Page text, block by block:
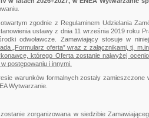
zgodnie z Regulaminem Udzielania
ustawy z dnia 11 września 2019 roku
odwoławcze. Zamawiający stosuje w
„Formularz oferta” wraz z załącznikami, tj.
którego Oferta zostanie najwyżej
postępowaniu i innymi.
warunków formalnych zostały
Wytwarzanie.
zorganizowana w siedzibie